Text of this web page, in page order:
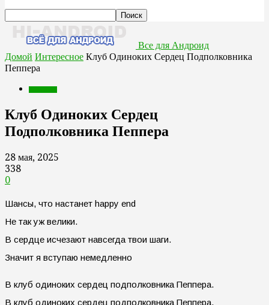
Все для Андроид
Домой Интересное Клуб Одиноких Сердец Подполковника
Пеппера
Клуб Одиноких Сердец
Подполковника Пеппера
28 мая, 2025
338
0
Шансы, что настанет happy end
Не так уж велики.
В сердце исчезают навсегда твои шаги.
Значит я вступаю немедленно
В клуб одиноких сердец подполковника Пеппера.
В клуб одиноких сердец подполковника Пеппера.